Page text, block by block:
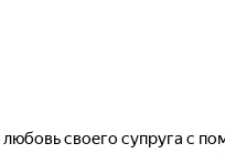
своего супруга с